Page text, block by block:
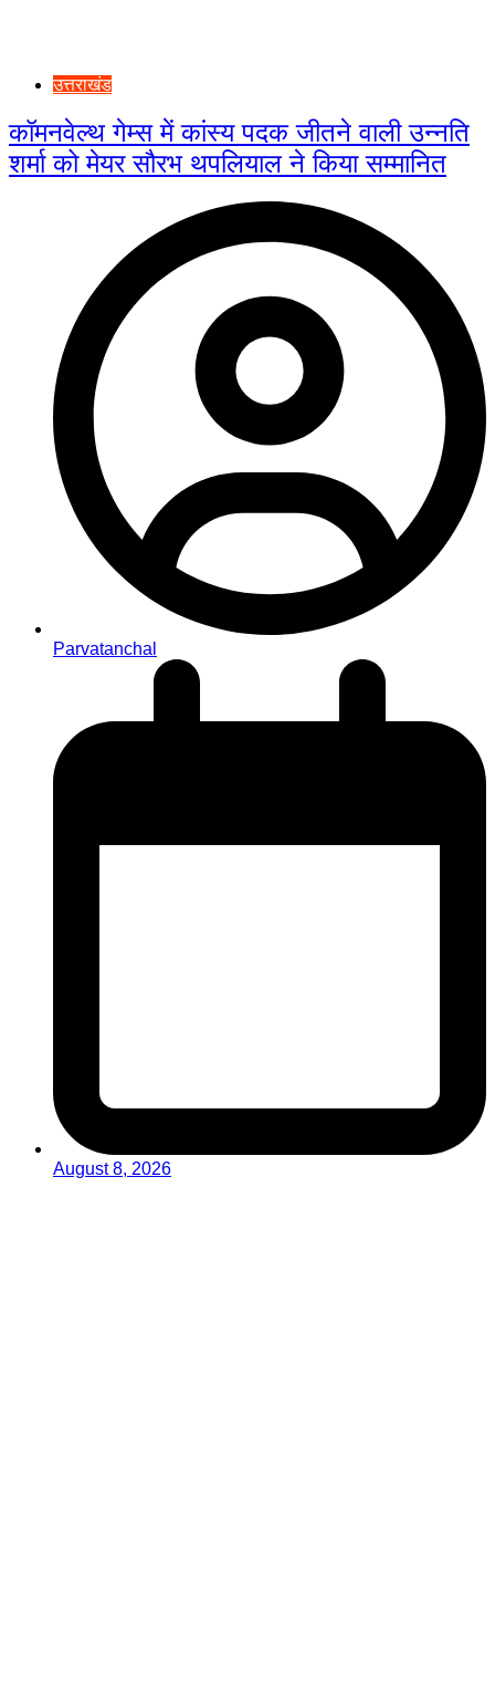
उत्तराखंड
कॉमनवेल्थ गेम्स में कांस्य पदक जीतने वाली उन्नति
शर्मा को मेयर सौरभ थपलियाल ने किया सम्मानित
Parvatanchal
August 8, 2026